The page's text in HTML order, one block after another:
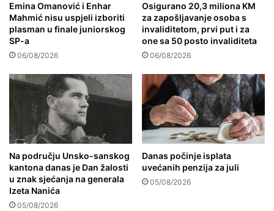
Emina Omanović i Enhar
Mahmić nisu uspjeli izboriti
plasman u finale juniorskog
SP-a
06/08/2026
Osigurano 20,3 miliona KM
za zapošljavanje osoba s
invaliditetom, prvi put i za
one sa 50 posto invaliditeta
06/08/2026
Na području Unsko-sanskog
kantona danas je Dan žalosti
u znak sjećanja na generala
Izeta Nanića
05/08/2026
Danas počinje isplata
uvećanih penzija za juli
05/08/2026